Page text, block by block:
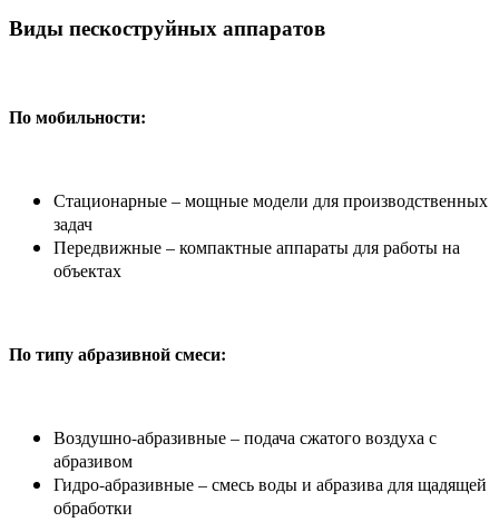
Виды пескоструйных аппаратов
По мобильности:
Стационарные – мощные модели для производственных
задач
Передвижные – компактные аппараты для работы на
объектах
По типу абразивной смеси:
Воздушно-абразивные – подача сжатого воздуха с
абразивом
Гидро-абразивные – смесь воды и абразива для щадящей
обработки